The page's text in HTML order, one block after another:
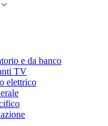
e da banco
TV
elettrico